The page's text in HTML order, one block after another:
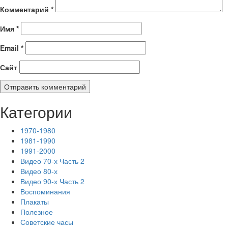
Комментарий *
Имя *
Email *
Сайт
Категории
1970-1980
1981-1990
1991-2000
Видео 70-х Часть 2
Видео 80-х
Видео 90-х Часть 2
Воспоминания
Плакаты
Полезное
Советские часы